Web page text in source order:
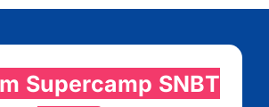
Supercamp SNBT